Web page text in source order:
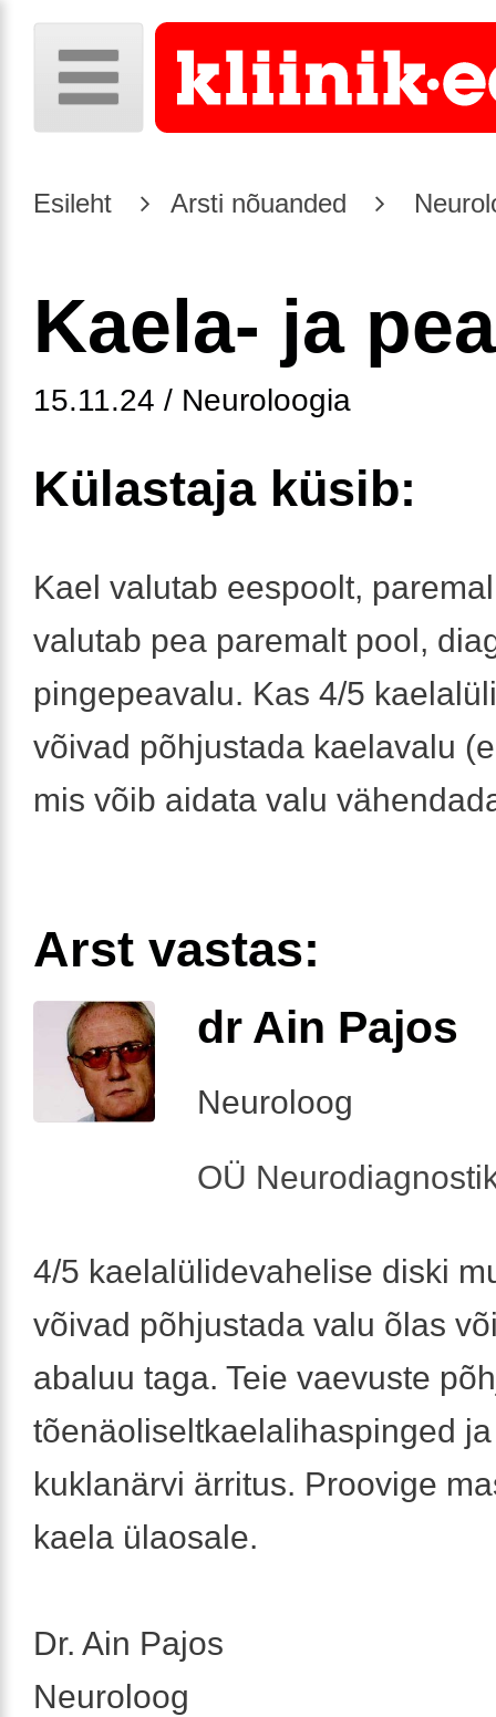
Esileht Arsti nõuanded
Kaela- ja
15.11.24 / Neuroloogia
Külastaja küsib:
Kael valutab eespoolt,
valutab pea paremalt pool,
pingepeavalu. Kas 4/5
võivad põhjustada kaelavalu
mis võib aidata valu
Arst vastas:
dr Ain Pajos
Neuroloog
OÜ
4/5 kaelalülidevahelise diski
võivad põhjustada valu õlas
abaluu taga. Teie vaevuste
tõenäoliseltkaelalihaspinged
kuklanärvi ärritus. Proovige
kaela ülaosale.
Dr. Ain Pajos
Neuroloog